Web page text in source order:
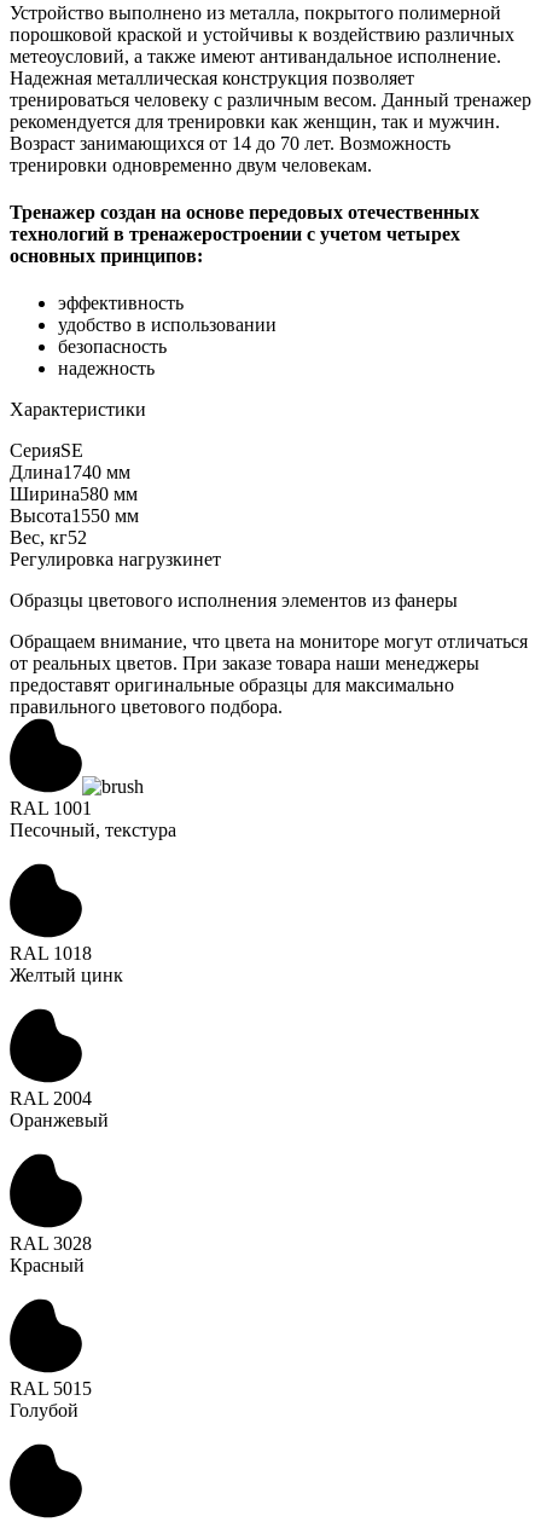
Устройство выполнено из металла, покрытого полимерной
порошковой краской и устойчивы к воздействию различных
метеоусловий, а также имеют антивандальное исполнение.
Надежная металлическая конструкция позволяет
тренироваться человеку с различным весом. Данный тренажер
рекомендуется для тренировки как женщин, так и мужчин.
Возраст занимающихся от 14 до 70 лет. Возможность
тренировки одновременно двум человекам.
Тренажер создан на основе передовых отечественных
технологий в тренажеростроении с учетом четырех
основных принципов:
эффективность
удобство в использовании
безопасность
надежность
Характеристики
СерияSE
Длина1740 мм
Ширина580 мм
Высота1550 мм
Вес, кг52
Регулировка нагрузкинет
Образцы цветового исполнения элементов из фанеры
Обращаем внимание, что цвета на мониторе могут отличаться
от реальных цветов. При заказе товара наши менеджеры
предоставят оригинальные образцы для максимально
правильного цветового подбора.
RAL 1001
Песочный, текстура
RAL 1018
Желтый цинк
RAL 2004
Оранжевый
RAL 3028
Красный
RAL 5015
Голубой